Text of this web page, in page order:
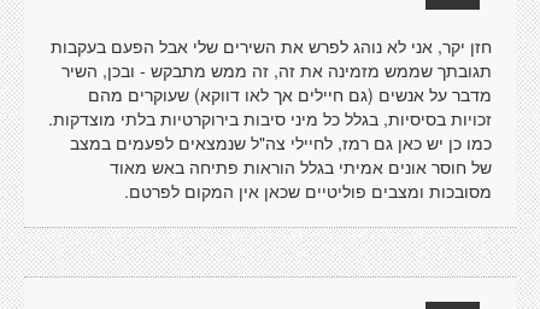
חזן יקר, אני לא נוהג לפרש את השירים שלי אבל הפעם בעקבות
תגובתך שממש מזמינה את זה, זה ממש מתבקש - ובכן, השיר
מדבר על אנשים (גם חיילים אך לאו דווקא) שעוקרים מהם
זכויות בסיסיות, בגלל כל מיני סיבות בירוקרטיות בלתי מוצדקות.
כמו כן יש כאן גם רמז, לחיילי צה"ל שנמצאים לפעמים במצב
של חוסר אונים אמיתי בגלל הוראות פתיחה באש מאוד
מסובכות ומצבים פוליטיים שכאן אין המקום לפרטם.